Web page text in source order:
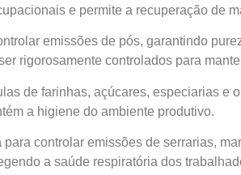
e permite a recuperação de
emissões de pós, garantindo
rigorosamente controlados para
de farinhas, açúcares, especiarias e
a higiene do ambiente produtivo.
para controlar emissões de serrarias,
a saúde respiratória dos